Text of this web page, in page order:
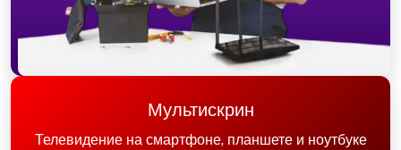
Мультискрин
Телевидение на смартфоне, планшете и ноутбуке